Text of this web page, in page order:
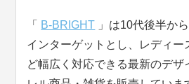
「 B-BRIGHT 」は10代後半か
インターゲットとし、レディー
ど幅広く対応できる最新のデザ